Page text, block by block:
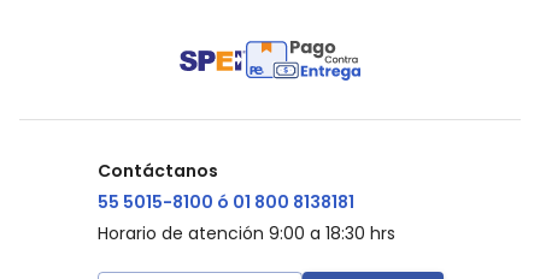
Contáctanos
55 5015-8100 ó 01 800 8138181
Horario de atención 9:00 a 18:30 hrs